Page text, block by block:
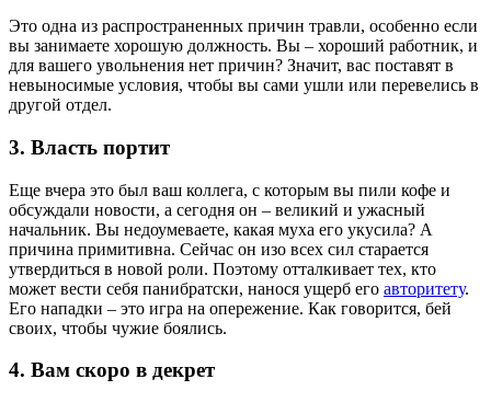
Это одна из распространенных причин травли, особенно если
вы занимаете хорошую должность. Вы – хороший работник, и
для вашего увольнения нет причин? Значит, вас поставят в
невыносимые условия, чтобы вы сами ушли или перевелись в
другой отдел.
3. Власть портит
Еще вчера это был ваш коллега, с которым вы пили кофе и
обсуждали новости, а сегодня он – великий и ужасный
начальник. Вы недоумеваете, какая муха его укусила? А
причина примитивна. Сейчас он изо всех сил старается
утвердиться в новой роли. Поэтому отталкивает тех, кто
может вести себя панибратски, нанося ущерб его авторитету.
Его нападки – это игра на опережение. Как говорится, бей
своих, чтобы чужие боялись.
4. Вам скоро в декрет